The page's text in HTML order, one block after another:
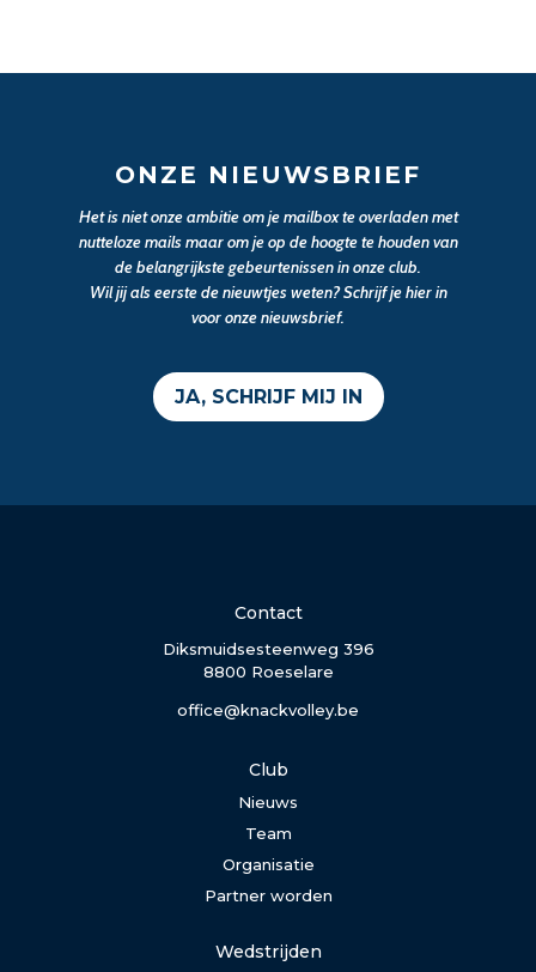
ONZE NIEUWSBRIEF
Het is niet onze ambitie om je mailbox te overladen met
nutteloze mails maar om je op de hoogte te houden van
de belangrijkste gebeurtenissen in onze club.
Wil jij als eerste de nieuwtjes weten? Schrijf je hier in
voor onze nieuwsbrief.
JA, SCHRIJF MIJ IN
Contact
Diksmuidsesteenweg 396
8800 Roeselare
office@knackvolley.be
Club
Nieuws
Team
Organisatie
Partner worden
Wedstrijden